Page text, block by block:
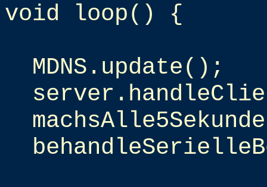
void loop() {
MDNS.update();